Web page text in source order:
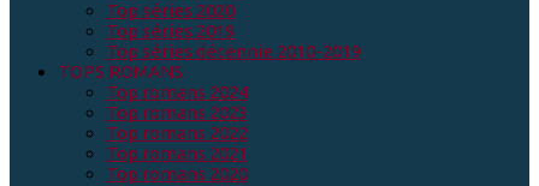
Top séries 2020
Top séries 2019
Top séries décennie 2010-2019
TOPS ROMANS
Top romans 2024
Top romans 2023
Top romans 2022
Top romans 2021
Top romans 2020